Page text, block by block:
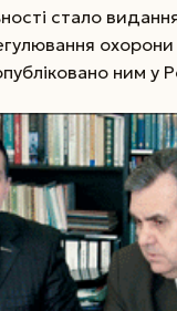
стало
ним у